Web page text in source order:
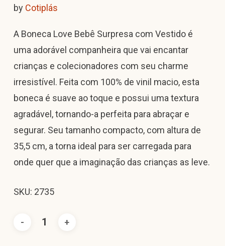
by Cotiplás
A Boneca Love Bebê Surpresa com Vestido é
uma adorável companheira que vai encantar
crianças e colecionadores com seu charme
irresistível. Feita com 100% de vinil macio, esta
boneca é suave ao toque e possui uma textura
agradável, tornando-a perfeita para abraçar e
segurar. Seu tamanho compacto, com altura de
35,5 cm, a torna ideal para ser carregada para
onde quer que a imaginação das crianças as leve.
SKU: 2735